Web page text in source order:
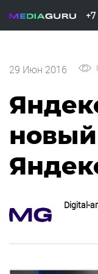
29 Июн 2016
Digital-